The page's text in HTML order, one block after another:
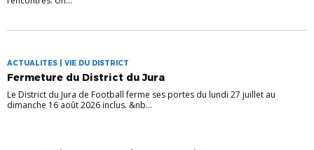
ACTUALITES | VIE DU DISTRICT
Fermeture du District du Jura
Le District du Jura de Football ferme ses portes du lundi 27 juillet au
dimanche 16 août 2026 inclus. &nb...